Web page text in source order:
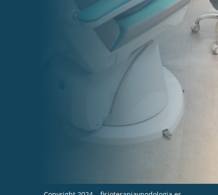
Martes y Miércoles: 9:00 – 20:00
Viernes: 8:30 – 14:00
Calle Sebastián de la Plaza, 2, posterior
(Detrás de la gasolinera de San Isidro)
28005